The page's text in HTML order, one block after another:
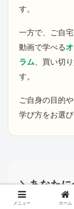
す。
一方で、ご自
動画で学べる
ラム 、買い切
す。
ご自身の目的
学び方をお選び
＼あなた
メニュー ホーム